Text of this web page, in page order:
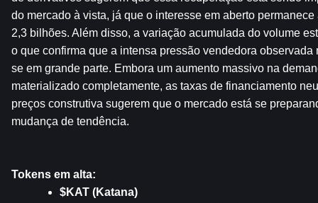
do mercado à vista, já que o interesse em aberto
2,3 bilhões. Além disso, a variação acumulada do volume
o que confirma que a intensa pressão vendedora
se em grande parte. Embora um aumento massivo na
materializado completamente, as taxas de financiamento
preços construtiva sugerem que o mercado está se
mudança de tendência.
Tokens em alta:
$KAT (Katana)